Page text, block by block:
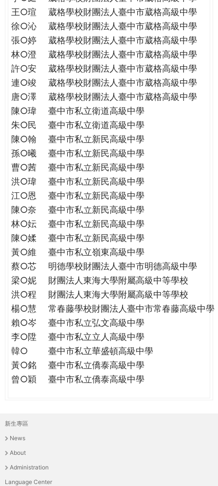
王○瑄
葳格學校財團法人臺中市葳格高級中學
徐○沁
葳格學校財團法人臺中市葳格高級中學
張○婷
葳格學校財團法人臺中市葳格高級中學
林○澄
葳格學校財團法人臺中市葳格高級中學
許○安
葳格學校財團法人臺中市葳格高級中學
連○竣
葳格學校財團法人臺中市葳格高級中學
唐○澤
葳格學校財團法人臺中市葳格高級中學
陳○瑋
臺中市私立衛道高級中學
朱○民
臺中市私立衛道高級中學
陳○翰
臺中市私立新民高級中學
孫○曦
臺中市私立新民高級中學
曹○茜
臺中市私立新民高級中學
洪○瑋
臺中市私立新民高級中學
江○恩
臺中市私立新民高級中學
陳○奈
臺中市私立新民高級中學
林○妘
臺中市私立新民高級中學
陳○媃
臺中市私立新民高級中學
黃○維
臺中市私立嶺東高級中學
蔡○芯
明德學校財團法人臺中市明德高級中學
梁○妮
財團法人東海大學附屬高級中等學校
洪○程
財團法人東海大學附屬高級中等學校
楊○慧
常春藤學校財團法人臺中市常春藤高級中學
賴○岑
臺中市私立弘文高級中學
李○陞
臺中市私立立人高級中學
韓○
臺中市私立華盛頓高級中學
黃○銘
臺中市私立僑泰高級中學
曾○穎
臺中市私立僑泰高級中學
主
選
單
新生專區
News
About
Administration
Language Center